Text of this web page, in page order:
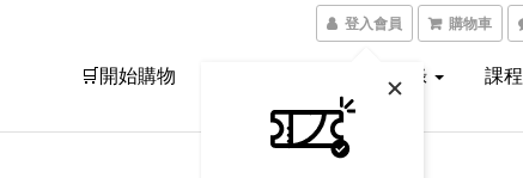
登入會員 購物車
🛒開始購物 線上型錄 課